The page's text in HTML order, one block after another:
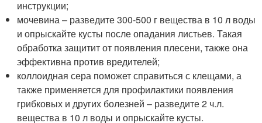
инструкции;
мочевина – разведите 300-500 г вещества в 10 л воды
и опрыскайте кусты после опадания листьев. Такая
обработка защитит от появления плесени, также она
эффективна против вредителей;
коллоидная сера поможет справиться с клещами, а
также применяется для профилактики появления
грибковых и других болезней – разведите 2 ч.л.
вещества в 10 л воды и опрыскайте кусты.